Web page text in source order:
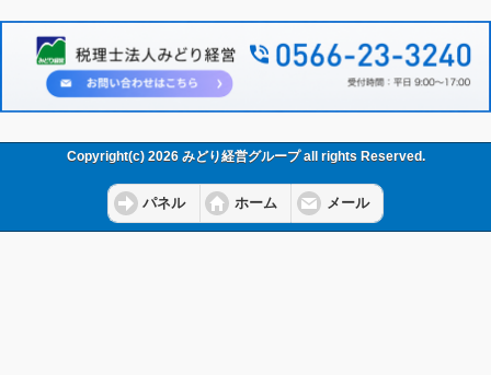
Copyright(c) 2026 みどり経営グループ all rights Reserved.
パネル ホーム メール